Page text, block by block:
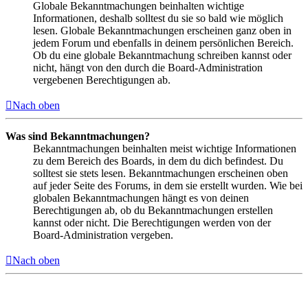
Globale Bekanntmachungen beinhalten wichtige
Informationen, deshalb solltest du sie so bald wie möglich
lesen. Globale Bekanntmachungen erscheinen ganz oben in
jedem Forum und ebenfalls in deinem persönlichen Bereich.
Ob du eine globale Bekanntmachung schreiben kannst oder
nicht, hängt von den durch die Board-Administration
vergebenen Berechtigungen ab.
Nach oben
Was sind Bekanntmachungen?
Bekanntmachungen beinhalten meist wichtige Informationen
zu dem Bereich des Boards, in dem du dich befindest. Du
solltest sie stets lesen. Bekanntmachungen erscheinen oben
auf jeder Seite des Forums, in dem sie erstellt wurden. Wie bei
globalen Bekanntmachungen hängt es von deinen
Berechtigungen ab, ob du Bekanntmachungen erstellen
kannst oder nicht. Die Berechtigungen werden von der
Board-Administration vergeben.
Nach oben